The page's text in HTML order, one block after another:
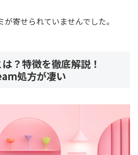
寄せられていませんでした。
？特徴を徹底解説！
処方が凄い